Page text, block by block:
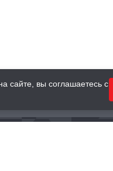
сайте, вы соглашаетесь с